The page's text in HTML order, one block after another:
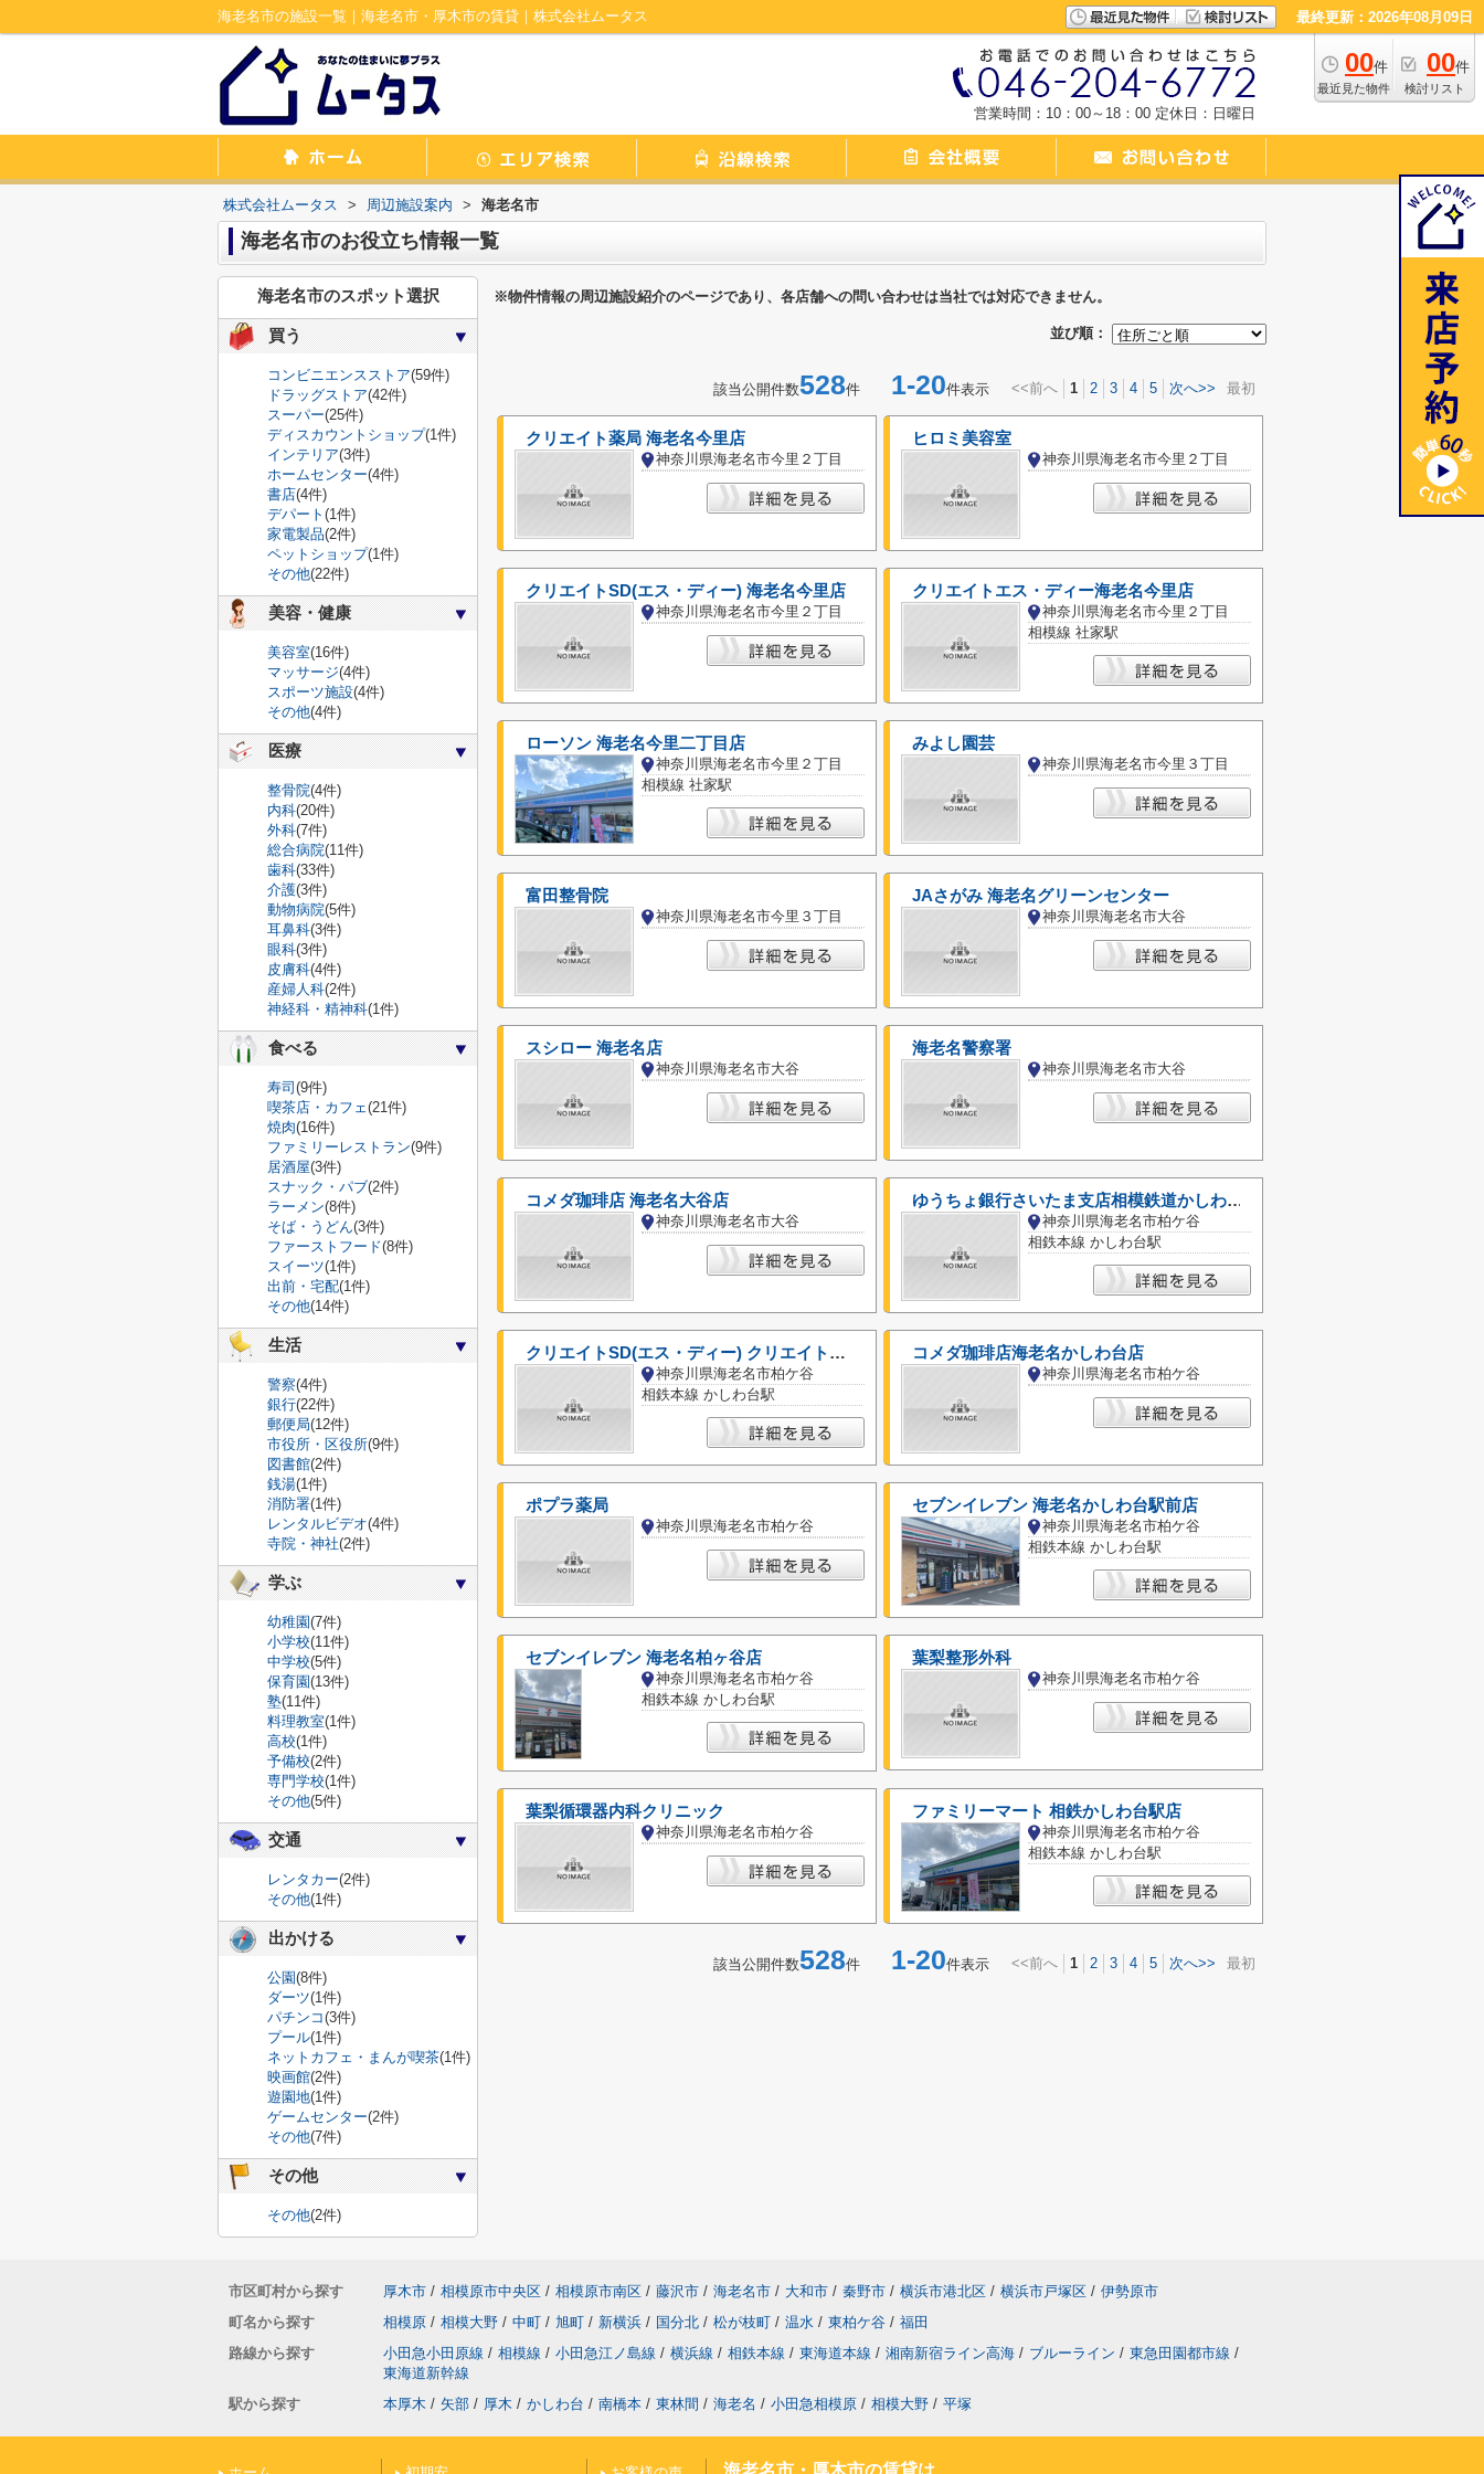
海老名市の施設一覧｜海老名市・厚木市の賃貸｜株式会社ムータス 最終更新：2026年08月09日
00件
最近見た物件
00件
検討リスト
営業時間：10：00～18：00 定休日：日曜日
株式会社ムータス > 周辺施設案内 > 海老名市
海老名市のお役立ち情報一覧
※物件情報の周辺施設紹介のページであり、各店舗への問い合わせは当社では対応できません。
並び順：
該当公開件数528件 1-20件表示 <<前へ 1 2 3 4 5 次へ>> 最初
クリエイト薬局 海老名今里店
神奈川県海老名市今里２丁目
ヒロミ美容室
神奈川県海老名市今里２丁目
クリエイトSD(エス・ディー) 海老名今里店
神奈川県海老名市今里２丁目
クリエイトエス・ディー海老名今里店
神奈川県海老名市今里２丁目
相模線 社家駅
ローソン 海老名今里二丁目店
神奈川県海老名市今里２丁目
相模線 社家駅
みよし園芸
神奈川県海老名市今里３丁目
富田整骨院
神奈川県海老名市今里３丁目
JAさがみ 海老名グリーンセンター
神奈川県海老名市大谷
スシロー 海老名店
神奈川県海老名市大谷
海老名警察署
神奈川県海老名市大谷
コメダ珈琲店 海老名大谷店
神奈川県海老名市大谷
ゆうちょ銀行さいたま支店相模鉄道かしわ台駅出張所
神奈川県海老名市柏ケ谷
相鉄本線 かしわ台駅
クリエイトSD(エス・ディー) クリエイト薬局かしわ台駅前店
神奈川県海老名市柏ケ谷
相鉄本線 かしわ台駅
コメダ珈琲店海老名かしわ台店
神奈川県海老名市柏ケ谷
ポプラ薬局
神奈川県海老名市柏ケ谷
セブンイレブン 海老名かしわ台駅前店
神奈川県海老名市柏ケ谷
相鉄本線 かしわ台駅
セブンイレブン 海老名柏ヶ谷店
神奈川県海老名市柏ケ谷
相鉄本線 かしわ台駅
葉梨整形外科
神奈川県海老名市柏ケ谷
葉梨循環器内科クリニック
神奈川県海老名市柏ケ谷
ファミリーマート 相鉄かしわ台駅店
神奈川県海老名市柏ケ谷
相鉄本線 かしわ台駅
該当公開件数528件 1-20件表示 <<前へ 1 2 3 4 5 次へ>> 最初
海老名市のスポット選択
買う
コンビニエンスストア(59件)
ドラッグストア(42件)
スーパー(25件)
ディスカウントショップ(1件)
インテリア(3件)
ホームセンター(4件)
書店(4件)
デパート (1件)
家電製品(2件)
ペットショップ(1件)
その他(22件)
美容・健康
美容室(16件)
マッサージ(4件)
スポーツ施設(4件)
その他(4件)
医療
整骨院(4件)
内科(20件)
外科(7件)
総合病院(11件)
歯科(33件)
介護(3件)
動物病院(5件)
耳鼻科(3件)
眼科(3件)
皮膚科(4件)
産婦人科(2件)
神経科・精神科(1件)
食べる
寿司 (9件)
喫茶店・カフェ(21件)
焼肉(16件)
ファミリーレストラン(9件)
居酒屋(3件)
スナック・パブ(2件)
ラーメン(8件)
そば・うどん(3件)
ファーストフード(8件)
スイーツ(1件)
出前・宅配(1件)
その他(14件)
生活
警察(4件)
銀行(22件)
郵便局(12件)
市役所・区役所(9件)
図書館(2件)
銭湯(1件)
消防署(1件)
レンタルビデオ(4件)
寺院・神社(2件)
学ぶ
幼稚園(7件)
小学校(11件)
中学校(5件)
保育園(13件)
塾(11件)
料理教室(1件)
高校(1件)
予備校(2件)
専門学校(1件)
その他(5件)
交通
レンタカー(2件)
その他(1件)
出かける
公園(8件)
ダーツ(1件)
パチンコ(3件)
プール(1件)
ネットカフェ・まんが喫茶(1件)
映画館(2件)
遊園地(1件)
ゲームセンター(2件)
その他(7件)
その他
その他(2件)
市区町村から探す 厚木市 / 相模原市中央区 / 相模原市南区 / 藤沢市 / 海老名市 / 大和市 / 秦野市 / 横浜市港北区 / 横浜市戸塚区 / 伊勢原市
町名から探す
相模原 / 相模大野 / 中町 / 旭町 / 新横浜 / 国分北 / 松が枝町 / 温水 / 東柏ケ谷 / 福田
路線から探す
小田急小田原線 / 相模線 / 小田急江ノ島線 / 横浜線 / 相鉄本線 / 東海道本線 / 湘南新宿ライン高海 / ブルーライン / 東急田園都市線 /
東海道新幹線
駅から探す
本厚木 / 矢部 / 厚木 / かしわ台 / 南橋本 / 東林間 / 海老名 / 小田急相模原 / 相模大野 / 平塚
海老名市・厚木市の賃貸は